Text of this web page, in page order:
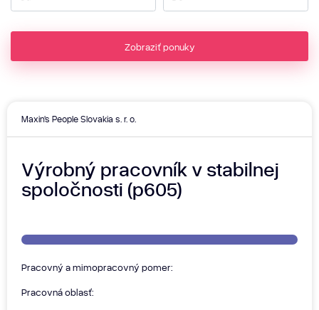
Zobraziť ponuky
Maxin's People Slovakia s. r. o.
Výrobný pracovník v stabilnej
spoločnosti (p605)
Pracovný a mimopracovný pomer:
Pracovná oblasť: